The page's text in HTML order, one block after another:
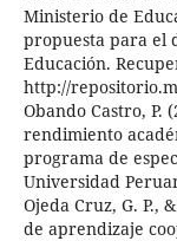
Ministerio de
propuesta para el
Educación.
http://
Obando Castro, P.
rendimiento
programa de
Universidad
Ojeda Cruz, G. P.,
de aprendizaje